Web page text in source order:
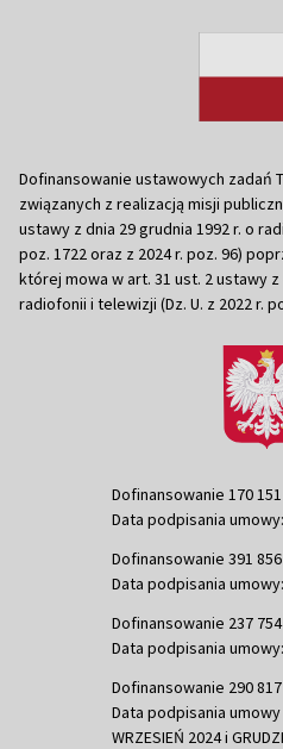
Dofinansowanie ustawowych zadań
związanych z realizacją misji
ustawy z dnia 29 grudnia 1992 r. o
poz. 1722 oraz z 2024 r. poz. 96)
której mowa w art. 31 ust. 2 ustawy z
radiofonii i telewizji (Dz. U. z 2022 r.
Dofinansowanie 170 151
Data podpisania umowy:
Dofinansowanie 391 856
Data podpisania umowy:
Dofinansowanie 237 754
Data podpisania umowy:
Dofinansowanie 290 817
Data podpisania
WRZESIEŃ 2024 i